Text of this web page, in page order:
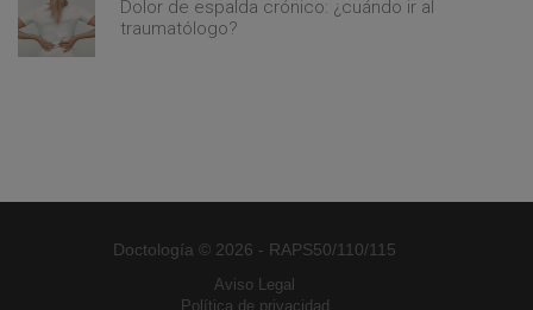
Dolor de espalda crónico: ¿cuándo ir al
traumatólogo?
Doctología © 2026 - RAPS50/110/115
Aviso Legal
Política de privacidad